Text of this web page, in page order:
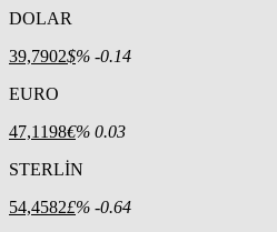
DOLAR
39,7902$% -0.14
EURO
47,1198€% 0.03
STERLİN
54,4582£% -0.64